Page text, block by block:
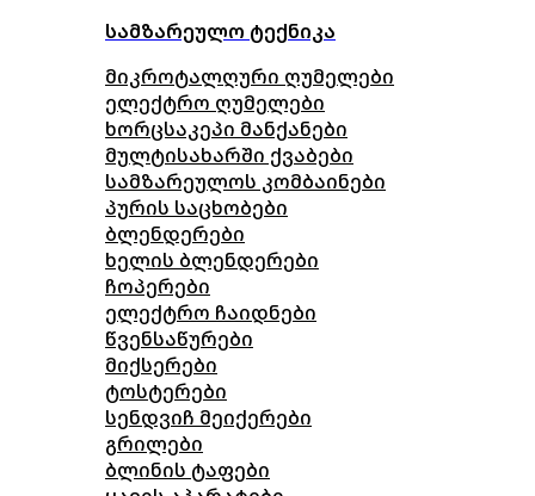
სამზარეულო ტექნიკა
მიკროტალღური ღუმელები
ელექტრო ღუმელები
ხორცსაკეპი მანქანები
მულტისახარში ქვაბები
სამზარეულოს კომბაინები
პურის საცხობები
ბლენდერები
ხელის ბლენდერები
ჩოპერები
ელექტრო ჩაიდნები
წვენსაწურები
მიქსერები
ტოსტერები
სენდვიჩ მეიქერები
გრილები
ბლინის ტაფები